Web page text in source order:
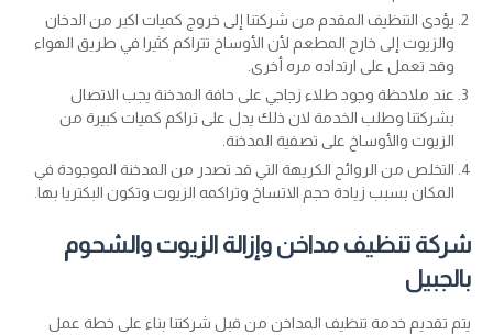
يؤدى التنظيف المقدم من شركتنا إلى خروج كميات اكبر من الدخان
والزيوت إلى خارج المطعم لأن الأوساخ تتراكم كثيرا في طريق الهواء
وقد تعمل على ارتداده مره أخرى.
عند ملاحظة وجود طلاء زجاجي على حافة المدخنة يجب الاتصال
بشركتنا وطلب الخدمة لان ذلك يدل على تراكم كميات كبيرة من
الزيوت والأوساخ على تصفية المدخنة.
التخلص من الروائح الكريهة التي قد تصدر من المدخنة الموجودة في
المكان بسبب زيادة حجم الاتساخ وتراكمه الزيوت وتكون البكتريا بها.
شركة تنظيف مداخن وإزالة الزيوت والشحوم
بالجبيل
يتم تقديم خدمة تنظيف المداخن من قبل شركتنا بناء على خطة عمل